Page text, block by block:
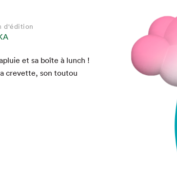
vous?
d'édition
et sa boîte à lunch !
crevette, son toutou